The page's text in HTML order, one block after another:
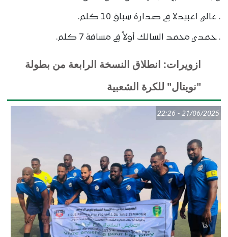
. عالي اعبيدلا في صدارة سباق 10 كلم.
. حمدي محمد السالك أولاً في مسافة 7 كلم.
ازويرات: انطلاق النسخة الرابعة من بطولة
"نويتال" للكرة الشعبية
21/06/2025 - 22:26